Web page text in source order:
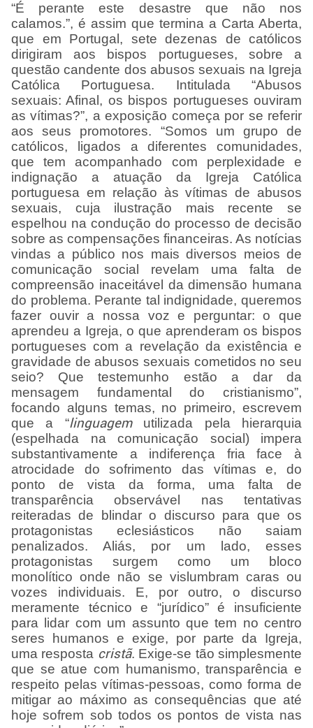
“É perante este desastre que não nos
calamos.”, é assim que termina a Carta Aberta,
que em Portugal, sete dezenas de católicos
dirigiram aos bispos portugueses, sobre a
questão candente dos abusos sexuais na Igreja
Católica Portuguesa. Intitulada “Abusos
sexuais: Afinal, os bispos portugueses ouviram
as vítimas?”, a exposição começa por se referir
aos seus promotores. “Somos um grupo de
católicos, ligados a diferentes comunidades,
que tem acompanhado com perplexidade e
indignação a atuação da Igreja Católica
portuguesa em relação às vítimas de abusos
sexuais, cuja ilustração mais recente se
espelhou na condução do processo de decisão
sobre as compensações financeiras. As notícias
vindas a público nos mais diversos meios de
comunicação social revelam uma falta de
compreensão inaceitável da dimensão humana
do problema. Perante tal indignidade, queremos
fazer ouvir a nossa voz e perguntar: o que
aprendeu a Igreja, o que aprenderam os bispos
portugueses com a revelação da existência e
gravidade de abusos sexuais cometidos no seu
seio? Que testemunho estão a dar da
mensagem fundamental do cristianismo”,
focando alguns temas, no primeiro, escrevem
que a “linguagemutilizada pela hierarquia
(espelhada na comunicação social) impera
substantivamente a indiferença fria face à
atrocidade do sofrimento das vítimas e, do
ponto de vista da forma, uma falta de
transparência observável nas tentativas
reiteradas de blindar o discurso para que os
protagonistas eclesiásticos não saiam
penalizados. Aliás, por um lado, esses
protagonistas surgem como um bloco
monolítico onde não se vislumbram caras ou
vozes individuais. E, por outro, o discurso
meramente técnico e “jurídico” é insuficiente
para lidar com um assunto que tem no centro
seres humanos e exige, por parte da Igreja,
uma resposta cristã. Exige-se tão simplesmente
que se atue com humanismo, transparência e
respeito pelas vítimas-pessoas, como forma de
mitigar ao máximo as consequências que até
hoje sofrem sob todos os pontos de vista nas